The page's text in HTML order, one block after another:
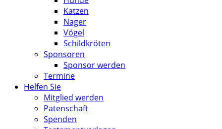
Katzen
Nager
Vögel
Schildkröten
Sponsoren
Sponsor werden
Termine
Helfen Sie
Mitglied werden
Patenschaft
Spenden